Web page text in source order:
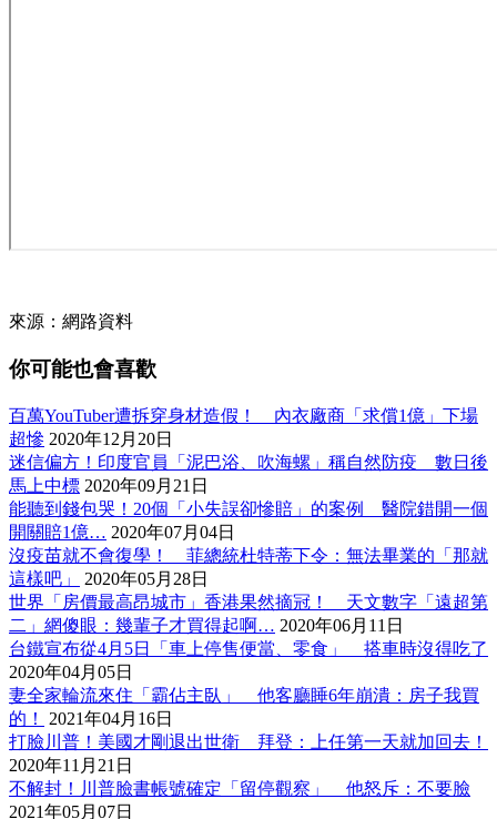
來源：網路資料
你可能也會喜歡
百萬YouTuber遭拆穿身材造假！ 內衣廠商「求償1億」下場
超慘 2020年12月20日
迷信偏方！印度官員「泥巴浴、吹海螺」稱自然防疫 數日後
馬上中標 2020年09月21日
能聽到錢包哭！20個「小失誤卻慘賠」的案例 醫院錯開一個
開關賠1億… 2020年07月04日
沒疫苗就不會復學！ 菲總統杜特蒂下令：無法畢業的「那就
這樣吧」
2020年05月28日
世界「房價最高昂城市」香港果然摘冠！ 天文數字「遠超第
二」網傻眼：幾輩子才買得起啊… 2020年06月11日
台鐵宣布從4月5日「車上停售便當、零食」 搭車時沒得吃了
2020年04月05日
妻全家輪流來住「霸佔主臥」 他客廳睡6年崩潰：房子我買
的！
2021年04月16日
打臉川普！美國才剛退出世衛 拜登：上任第一天就加回去！
2020年11月21日
不解封！川普臉書帳號確定「留停觀察」 他怒斥：不要臉
2021年05月07日